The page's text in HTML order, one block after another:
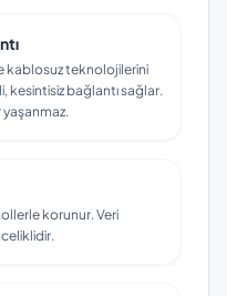
kablosuz teknolojilerini
kesintisiz bağlantı sağlar.
yaşanmaz.
korunur. Veri